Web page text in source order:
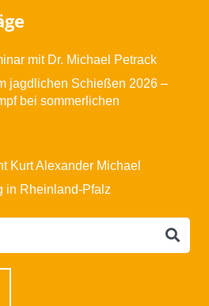
mit Dr. Michael Petrack
jagdlichen Schießen 2026 –
bei sommerlichen
Kurt Alexander Michael
in Rheinland-Pfalz